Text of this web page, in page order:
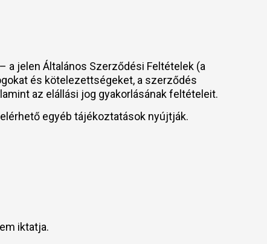
jelen Általános Szerződési Feltételek (a
és kötelezettségeket, a szerződés
az elállási jog gyakorlásának feltételeit.
egyéb tájékoztatások nyújtják.
iktatja.